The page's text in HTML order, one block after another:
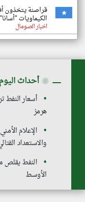
قراصنة يتخذون
الكيماويات
اخبار الصومال
◉ أحداث
أسعار
هرمز
الإعلام
والاستعداد
النفط يقلص
الأوسط